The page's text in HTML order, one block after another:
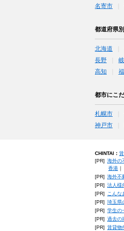
名寄市
都道府県
北海道
長野
高知
都市にこ
札幌市
神戸市
CHINTAI：
[PR] 海外の
香港｜
[PR] 海外不
[PR] 法人様
[PR]
こんな
[PR] 埼玉県
[PR] 学生の
[PR] 過去の
[PR] 賃貸物